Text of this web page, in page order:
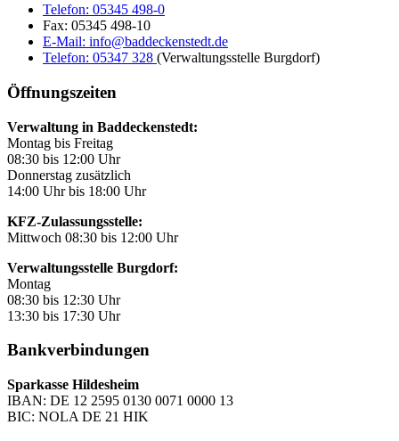
Telefon: 05345 498-0
Fax: 05345 498-10
E-Mail: info@baddeckenstedt.de
Telefon: 05347 328 (Verwaltungsstelle Burgdorf)
Öffnungszeiten
Verwaltung in Baddeckenstedt:
Montag bis Freitag
08:30 bis 12:00 Uhr
Donnerstag zusätzlich
14:00 Uhr bis 18:00 Uhr
KFZ-Zulassungsstelle:
Mittwoch 08:30 bis 12:00 Uhr
Verwaltungsstelle Burgdorf:
Montag
08:30 bis 12:30 Uhr
13:30 bis 17:30 Uhr
Bankverbindungen
Sparkasse Hildesheim
IBAN: DE 12 2595 0130 0071 0000 13
BIC: NOLA DE 21 HIK